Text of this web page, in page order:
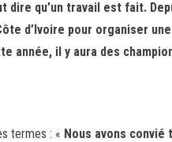
dire qu’un travail est fait.
d’Ivoire pour organiser
il y aura des
termes : « Nous avons convié